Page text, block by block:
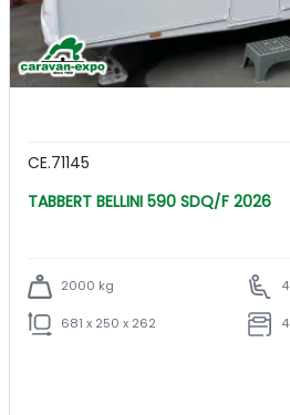
CE.71145
TABBERT BELLINI 590 SDQ/F 2026
2000 kg 4
681 x 250 x 262 4